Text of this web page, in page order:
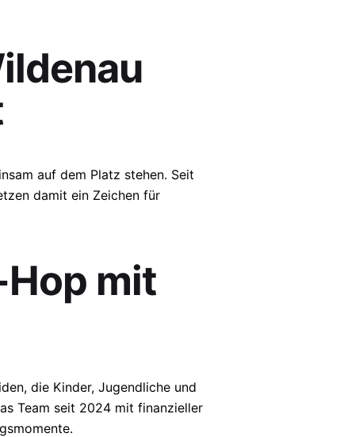
auf dem Platz stehen. Seit
damit ein Zeichen für
mit
die Kinder, Jugendliche und
Team seit 2024 mit finanzieller